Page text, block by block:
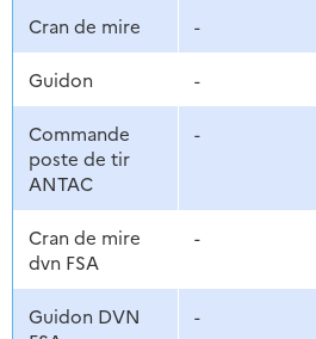
Cran de mire -
Guidon -
Commande
poste de tir
ANTAC
-
Cran de mire
dvn FSA
-
Guidon DVN
-